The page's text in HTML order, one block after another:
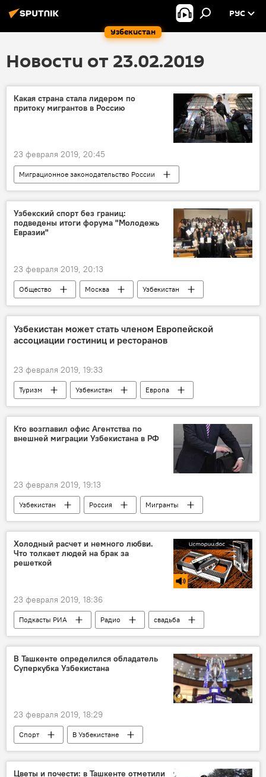
Узбекистан
РУС
Новости от 23.02.2019
Какая страна стала лидером по
притоку мигрантов в Россию
23 февраля 2019, 20:45
Миграционное законодательство России
Таджикистан
Россия
Мигранты
СНГ
Украина
Узбекский спорт без границ:
подведены итоги форума "Молодежь
Евразии"
23 февраля 2019, 20:13
Общество Москва Узбекистан
Узбекистан может стать членом Европейской
ассоциации гостиниц и ресторанов
23 февраля 2019, 19:33
Туризм Узбекистан
Европа
гостиница
Кто возглавил офис Агентства по
внешней миграции Узбекистана в РФ
23 февраля 2019, 19:13
Узбекистан Россия
Мигранты
МИД Узбекистана
Холодный расчет и немного любви.
Что толкает людей на брак за
решеткой
23 февраля 2019, 18:36
Подкасты РИА Радио
свадьба
Тюрьма
любовь
В Ташкенте определился обладатель
Суперкубка Узбекистана
23 февраля 2019, 18:29
Спорт В Узбекистане
Цветы и почести: в Ташкенте отметили